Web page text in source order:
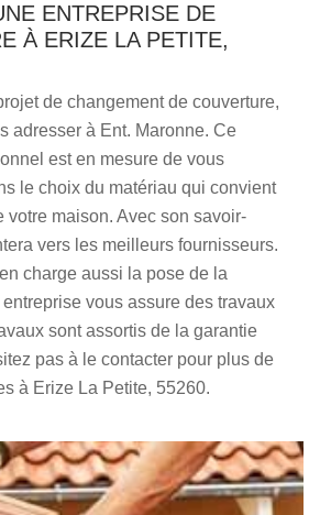
ENTREPRISE DE
À ERIZE LA PETITE,
de changement de couverture,
adresser à Ent. Maronne. Ce
est en mesure de vous
le choix du matériau qui convient
votre maison. Avec son savoir-
vers les meilleurs fournisseurs.
charge aussi la pose de la
vous assure des travaux
sont assortis de la garantie
pas à le contacter pour plus de
à Erize La Petite, 55260.